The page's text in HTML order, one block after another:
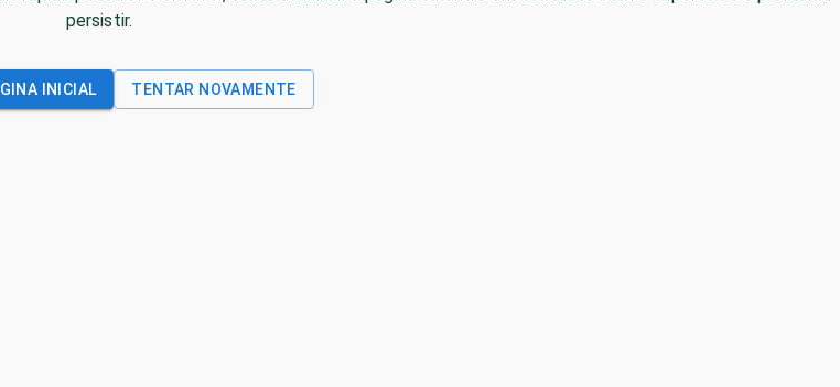
persistir.
INICIAL TENTAR NOVAMENTE